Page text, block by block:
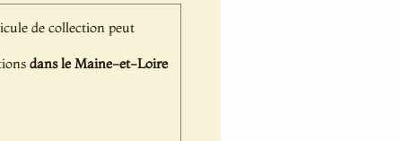
de collection peut
dans le Maine-et-Loire